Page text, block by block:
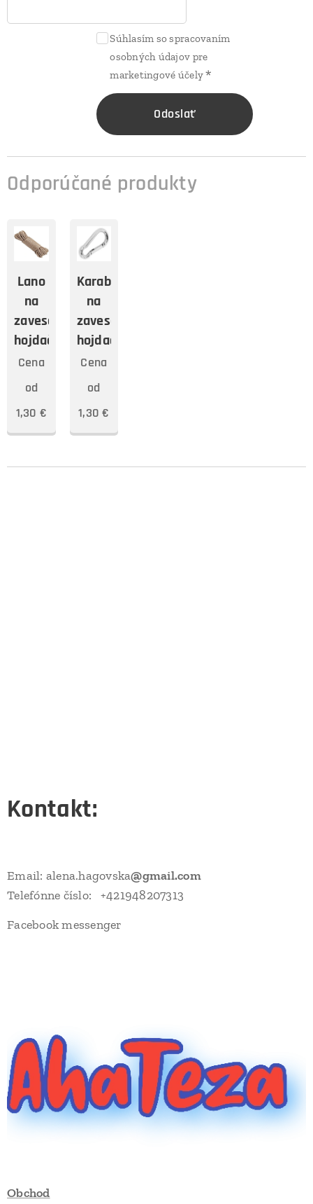
Súhlasím so spracovaním
osobných údajov pre
marketingové účely
Odoslať
Odporúčané produkty
Lano
na
zavesenie
hojdačky
Cena
od
1,30 €
Karabina
na
zavesenie
hojdačky
Cena
od
1,30 €
Kontakt:
Email: alena.hagovska@gmail.com
Telefónne číslo: +421948207313
Facebook messenger
Obchod